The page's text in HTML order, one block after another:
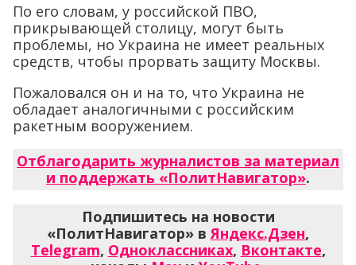
По его словам, у российской ПВО,
прикрывающей столицу, могут быть
проблемы, но Украина не имеет реальных
средств, чтобы прорвать защиту Москвы.
Пожаловался он и на то, что Украина не
обладает аналогичными с российским
ракетным вооружением.
Отблагодарить журналистов за материал
и поддержать «ПолитНавигатор».
Подпишитесь на новости
«ПолитНавигатор» в Яндекс.Дзен,
Telegram, Одноклассниках, Вконтакте,